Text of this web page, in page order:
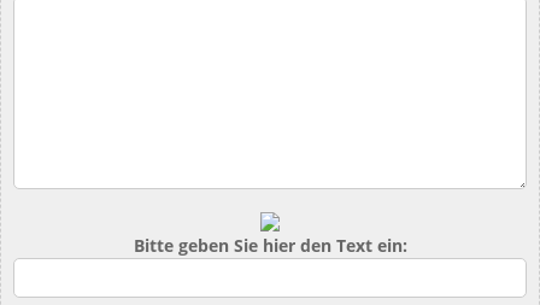
Bitte geben Sie hier den Text ein: